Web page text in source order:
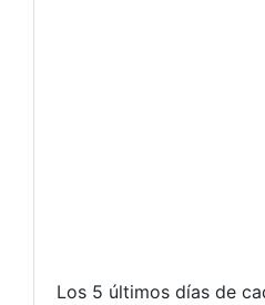
Los 5 últimos días de